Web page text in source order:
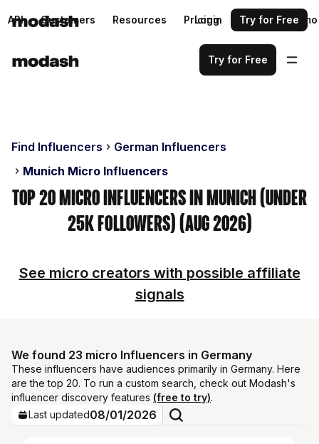
API Customers Resources Pricing Request a demo
Login Try for Free
Try for Free
Find Influencers
German Influencers
Munich Micro Influencers
Top 20 Micro Influencers in Munich (Under
25k Followers) (Aug 2026)
See micro creators with possible affiliate
signals
We found 23 micro Influencers in Germany
These influencers have audiences primarily in Germany. Here
are the top 20. To run a custom search, check out Modash's
influencer discovery features (free to try).
Last updated08/01/2026